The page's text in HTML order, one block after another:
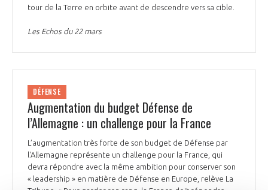
tour de la Terre en orbite avant de descendre vers sa cible.
Les Echos du 22 mars
DÉFENSE
Augmentation du budget Défense de
l’Allemagne : un challenge pour la France
L’augmentation très forte de son budget de Défense par
l'Allemagne représente un challenge pour la France, qui
devra répondre avec la même ambition pour conserver son
« leadership » en matière de Défense en Europe, relève La